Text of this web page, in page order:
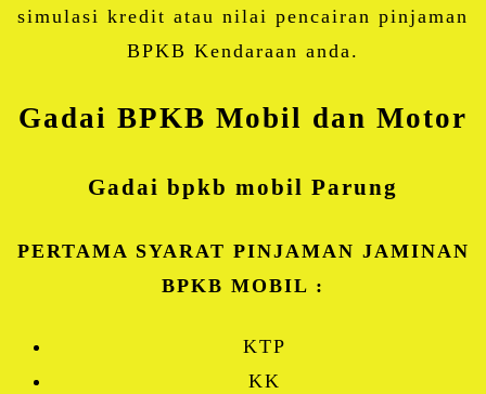
simulasi kredit atau nilai pencairan pinjaman
BPKB Kendaraan anda.
Gadai BPKB Mobil dan Motor
Gadai bpkb mobil Parung
PERTAMA SYARAT PINJAMAN JAMINAN
BPKB MOBIL :
KTP
KK